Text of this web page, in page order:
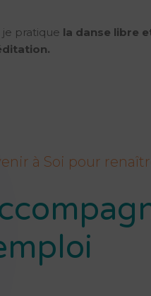
je pratique la danse libre
à Soi pour